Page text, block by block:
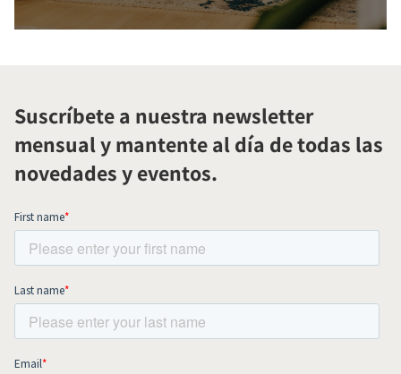
Suscríbete a nuestra newsletter
mensual y mantente al día de todas las
novedades y eventos.